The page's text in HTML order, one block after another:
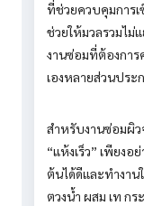
ที่ช่วยควบคุมการเ
ช่วยให้มวลรวมไม่
งานซ่อมที่ต้องการ
เองหลายส่วนประ
สำหรับงานซ่อมผิว
“แห้งเร็ว” เพียง
ต้นได้ดีและทำงาน
ตวงน้ำ ผสม เท ก